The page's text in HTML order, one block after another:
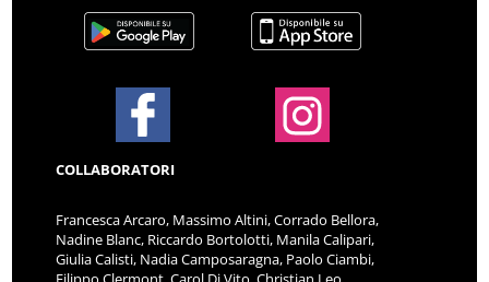
COLLABORATORI
Francesca Arcaro, Massimo Altini, Corrado Bellora,
Nadine Blanc, Riccardo Bortolotti, Manila Calipari,
Giulia Calisti, Nadia Camposaragna, Paolo Ciambi,